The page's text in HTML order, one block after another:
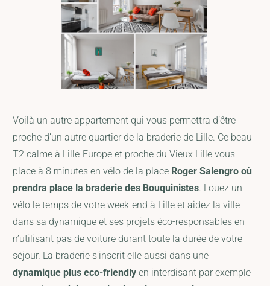
Voilà un autre appartement qui vous permettra d’être
proche d’un autre quartier de la braderie de Lille. Ce beau
T2 calme à Lille-Europe et proche du Vieux Lille vous
place à 8 minutes en vélo de la place Roger Salengro où
prendra place la braderie des Bouquinistes. Louez un
vélo le temps de votre week-end à Lille et aidez la ville
dans sa dynamique et ses projets éco-responsables en
n’utilisant pas de voiture durant toute la durée de votre
séjour. La braderie s’inscrit elle aussi dans une
dynamique plus eco-friendly en interdisant par exemple